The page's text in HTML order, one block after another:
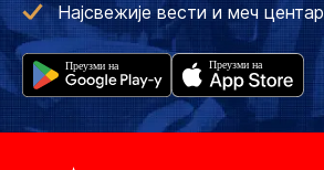
Најсвежије вести и меч центар